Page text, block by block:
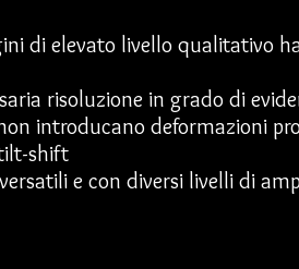
di elevato livello qualitativo
risoluzione in grado di
introducano deformazioni
shift
e con diversi livelli di